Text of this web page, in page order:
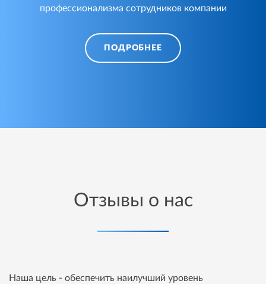
профессионализма сотрудников компании
ПОДРОБНЕЕ
Отзывы о нас
Наша цель - обеспечить наилучший уровень